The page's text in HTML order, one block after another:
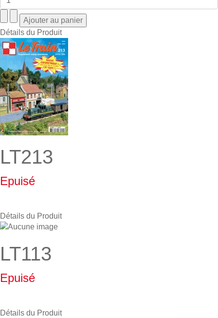
Détails du Produit
LT213
Epuisé
Détails du Produit
LT113
Epuisé
Détails du Produit